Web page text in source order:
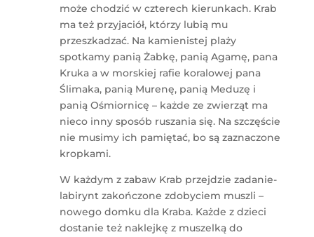
może chodzić w czterech kierunkach. Krab
ma też przyjaciół, którzy lubią mu
przeszkadzać. Na kamienistej plaży
spotkamy panią Żabkę, panią Agamę, pana
Kruka a w morskiej rafie koralowej pana
Ślimaka, panią Murenę, panią Meduzę i
panią Ośmiornicę – każde ze zwierząt ma
nieco inny sposób ruszania się. Na szczęście
nie musimy ich pamiętać, bo są zaznaczone
kropkami.
W każdym z zabaw Krab przejdzie zadanie-
labirynt zakończone zdobyciem muszli –
nowego domku dla Kraba. Każde z dzieci
dostanie też naklejkę z muszelką do